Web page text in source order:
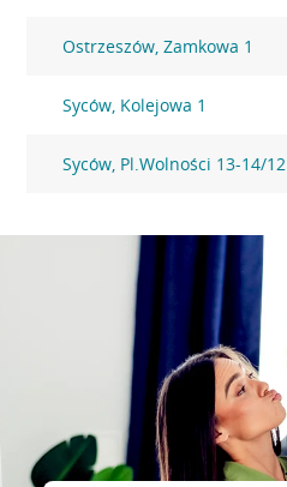
Ostrzeszów, Zamkowa 1
Syców, Kolejowa 1
Syców, Pl.Wolności 13-14/12